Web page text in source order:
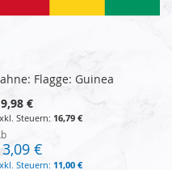
Flagge: Guinea
€
16,79 €
€
11,00 €